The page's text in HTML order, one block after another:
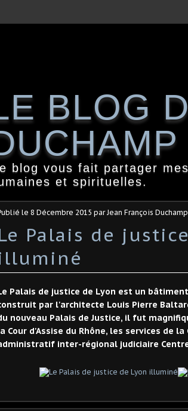
BLOG
blog vous fait partager
et spirituelles.
le 8 Décembre 2015 par Jean François Duchamp
Palais de
Palais de justice de Lyon est un
par l'architecte Louis Pierre
nouveau Palais de Justice, il fut
Cour d'Assise du Rhône, les services de
inter-régional judiciaire